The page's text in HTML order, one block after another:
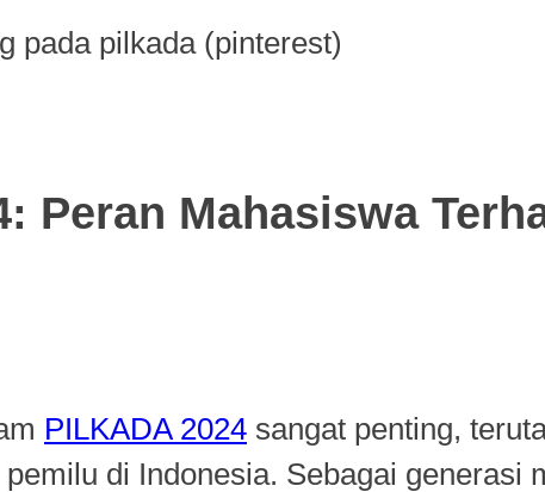
pada pilkada (pinterest)
Peran Mahasiswa
PILKADA 2024 sangat penting,
di Indonesia. Sebagai